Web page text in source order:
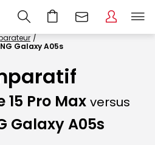
Galaxy A05s
15 Pro Max versus
Galaxy A05s